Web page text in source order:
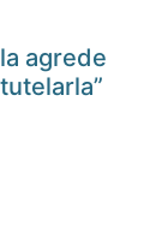
agrede